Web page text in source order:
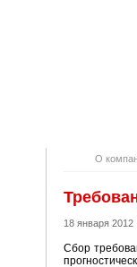
О
18 января 2012
Сбор